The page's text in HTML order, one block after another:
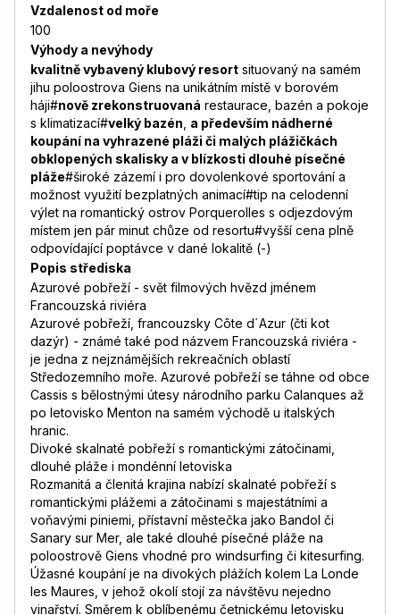
Vzdalenost od moře
100
Výhody a nevýhody
kvalitně vybavený klubový resort situovaný na samém
jihu poloostrova Giens na unikátním místě v borovém
háji#nově zrekonstruovaná restaurace, bazén a pokoje
s klimatizací#velký bazén a především nádherné
koupání na vyhrazené pláži či malých plážičkách
obklopených skalisky a v blízkosti dlouhé písečné
pláže#široké zázemí i pro dovolenkové sportování a
možnost využití bezplatných animací#tip na celodenní
výlet na romantický ostrov Porquerolles s odjezdovým
místem jen pár minut chůze od resortu#vyšší cena plně
odpovídající poptávce v dané lokalitě (-)
Popis střediska
Azurové pobřeží - svět filmových hvězd jménem
Francouzská riviéra
Azurové pobřeží, francouzsky Côte d´Azur (čti kot
dazýr) - známé také pod názvem Francouzská riviéra -
je jedna z nejznámějších rekreačních oblastí
Středozemního moře. Azurové pobřeží se táhne od obce
Cassis s bělostnými útesy národního parku Calanques až
po letovisko Menton na samém východě u italských
hranic.
Divoké skalnaté pobřeží s romantickými zátočinami,
dlouhé pláže i mondénní letoviska
Rozmanitá a členitá krajina nabízí skalnaté pobřeží s
romantickými plážemi a zátočinami s majestátními a
voňavými piniemi, přístavní městečka jako Bandol či
Sanary sur Mer, ale také dlouhé písečné pláže na
poloostrově Giens vhodné pro windsurfing či kitesurfing.
Úžasné koupání je na divokých plážích kolem La Londe
les Maures, v jehož okolí stojí za návštěvu nejedno
vinařství. Směrem k oblíbenému četnickému letovisku